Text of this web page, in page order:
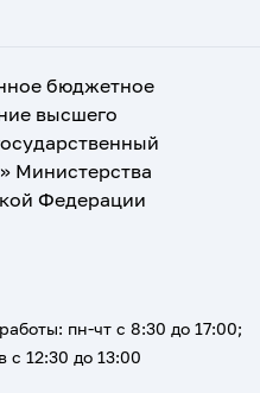
бюджетное
высшего
Министерства
Федерации
пн-чт с 8:30 до 17:00;
с 12:30 до 13:00